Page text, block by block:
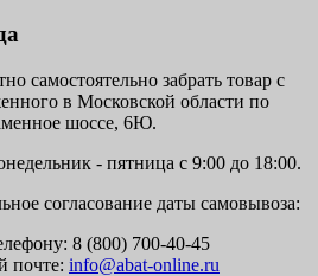
самостоятельно забрать товар с
в Московской области по
шоссе, 6Ю.
- пятница с 9:00 до 18:00.
согласование даты самовывоза:
8 (800) 700-40-45
почте: info@abat-online.ru